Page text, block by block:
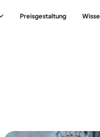
Preisgestaltung